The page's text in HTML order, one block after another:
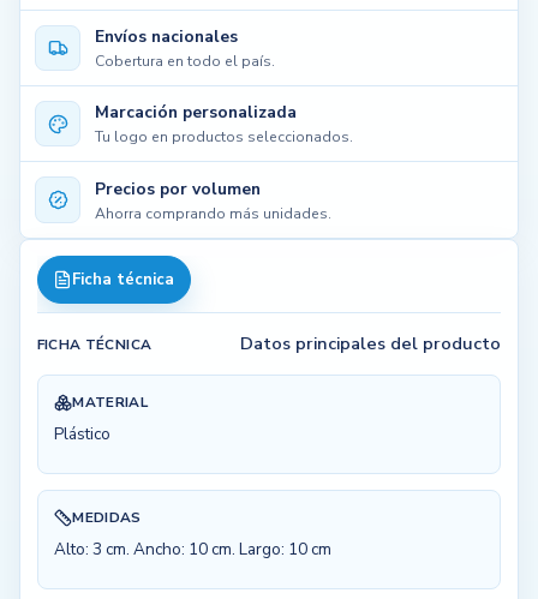
Envíos nacionales
Cobertura en todo el país.
Marcación personalizada
Tu logo en productos seleccionados.
Precios por volumen
Ahorra comprando más unidades.
Ficha técnica
FICHA TÉCNICA Datos principales del producto
MATERIAL
Plástico
MEDIDAS
Alto: 3 cm. Ancho: 10 cm. Largo: 10 cm